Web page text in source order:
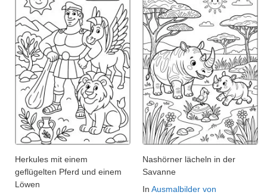
Herkules mit einem
geflügelten Pferd und einem
Löwen
Nashörner lächeln in der
Savanne
In Ausmalbilder von